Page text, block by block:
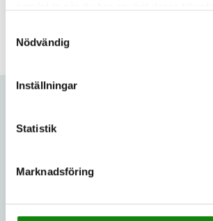
Nödvändig
Inställningar
Statistik
Marknadsföring
Förpackningar
Glasförpackningar
Senast uppdaterad: 2026-04-09